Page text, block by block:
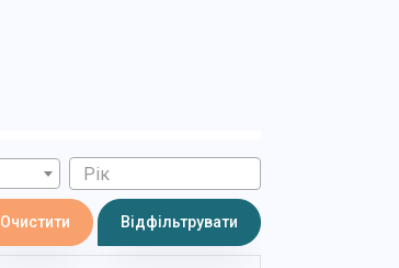
Очистити Відфільтрувати